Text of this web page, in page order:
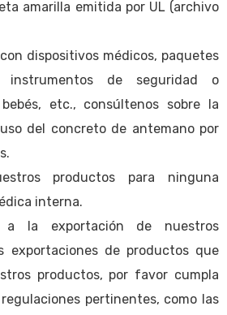
amarilla emitida por UL (archivo
dispositivos médicos, paquetes
instrumentos de seguridad o
etc., consúltenos sobre la
del concreto de antemano por
productos para ninguna
interna.
a la exportación de nuestros
exportaciones de productos que
productos, por favor cumpla
pertinentes, como las